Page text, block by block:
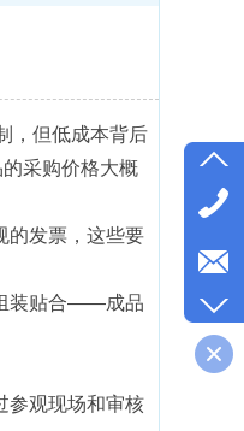
，但低成本背后
采购价格大概
的发票，这些要
装贴合——成品
参观现场和审核